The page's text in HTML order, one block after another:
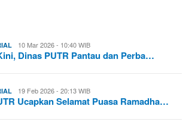
10 Mar 2026 - 10:40 WIB
Dinas PUTR Pantau dan Perba…
19 Feb 2026 - 20:13 WIB
Ucapkan Selamat Puasa Ramadha…